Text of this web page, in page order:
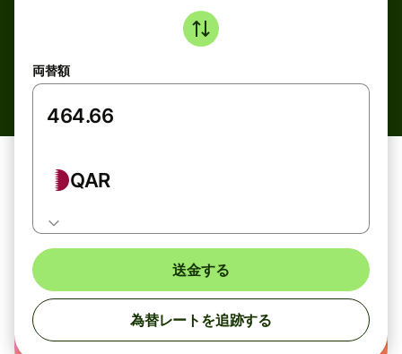
両替額
QAR
送金する
為替レートを追跡する